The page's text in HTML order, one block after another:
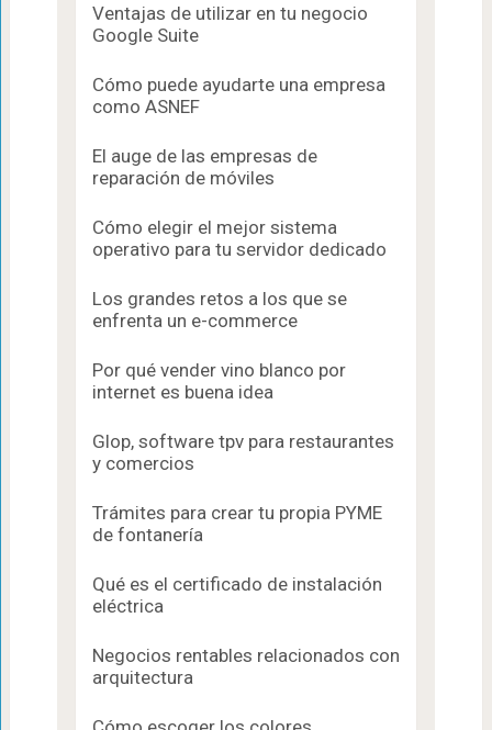
Ventajas de utilizar en tu negocio
Google Suite
Cómo puede ayudarte una empresa
como ASNEF
El auge de las empresas de
reparación de móviles
Cómo elegir el mejor sistema
operativo para tu servidor dedicado
Los grandes retos a los que se
enfrenta un e-commerce
Por qué vender vino blanco por
internet es buena idea
Glop, software tpv para restaurantes
y comercios
Trámites para crear tu propia PYME
de fontanería
Qué es el certificado de instalación
eléctrica
Negocios rentables relacionados con
arquitectura